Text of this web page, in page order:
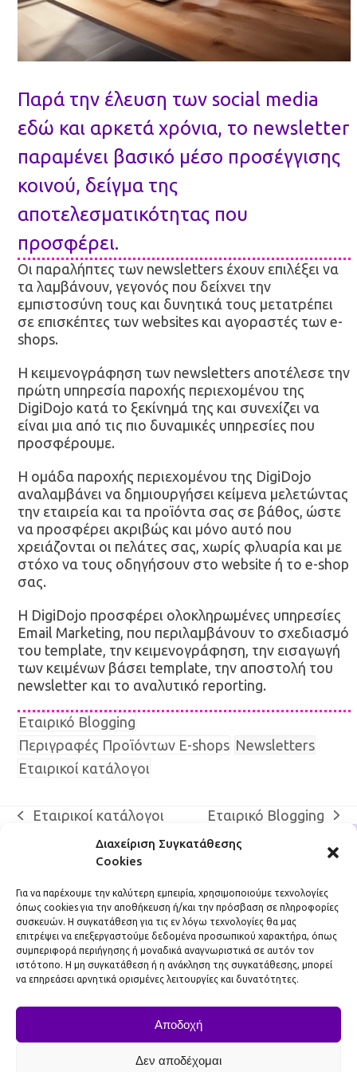
Διαχείριση Συγκατάθεσης
Cookies
Για να παρέχουμε την καλύτερη εμπειρία, χρησιμοποιούμε τεχνολογίες
όπως cookies για την αποθήκευση ή/και την πρόσβαση σε πληροφορίες
συσκευών. Η συγκατάθεση για τις εν λόγω τεχνολογίες θα μας
επιτρέψει να επεξεργαστούμε δεδομένα προσωπικού χαρακτήρα, όπως
συμπεριφορά περιήγησης ή μοναδικά αναγνωριστικά σε αυτόν τον
ιστότοπο. Η μη συγκατάθεση ή η ανάκληση της συγκατάθεσης, μπορεί
να επηρεάσει αρνητικά ορισμένες λειτουργίες και δυνατότητες.
Αποδοχή
Δεν αποδέχομαι
Παρά την έλευση των social media
εδώ και αρκετά χρόνια, το newsletter
παραμένει βασικό μέσο προσέγγισης
κοινού, δείγμα της
αποτελεσματικότητας που
προσφέρει.
Οι παραλήπτες των newsletters έχουν επιλέξει να
τα λαμβάνουν, γεγονός που δείχνει την
εμπιστοσύνη τους και δυνητικά τους μετατρέπει
σε επισκέπτες των websites και αγοραστές των e-
shops.
Η κειμενογράφηση των newsletters αποτέλεσε την
πρώτη υπηρεσία παροχής περιεχομένου της
DigiDojo κατά το ξεκίνημά της και συνεχίζει να
είναι μια από τις πιο δυναμικές υπηρεσίες που
προσφέρουμε.
Η ομάδα παροχής περιεχομένου της DigiDojo
αναλαμβάνει να δημιουργήσει κείμενα μελετώντας
την εταιρεία και τα προϊόντα σας σε βάθος, ώστε
να προσφέρει ακριβώς και μόνο αυτό που
χρειάζονται οι πελάτες σας, χωρίς φλυαρία και με
στόχο να τους οδηγήσουν στο website ή το e-shop
σας.
Η DigiDojo προσφέρει ολοκληρωμένες υπηρεσίες
Email Marketing, που περιλαμβάνουν το σχεδιασμό
του template, την κειμενογράφηση, την εισαγωγή
των κειμένων βάσει template, την αποστολή του
newsletter και το αναλυτικό reporting.
Εταιρικό Blogging
Περιγραφές Προϊόντων E-shops Newsletters
Εταιρικοί κατάλογοι
previous
Εταιρικοί κατάλογοι
next
post:
Εταιρικό Blogging
DigiDojo
Αρ. ΓΕΜΗ: 137565701000
info@digidojo.gr
Επικοινωνία